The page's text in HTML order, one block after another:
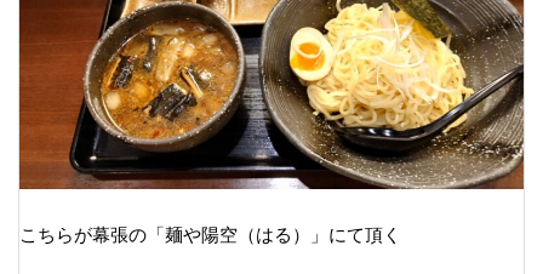
こちらが幕張の「麺や陽空（はる）」にて頂く